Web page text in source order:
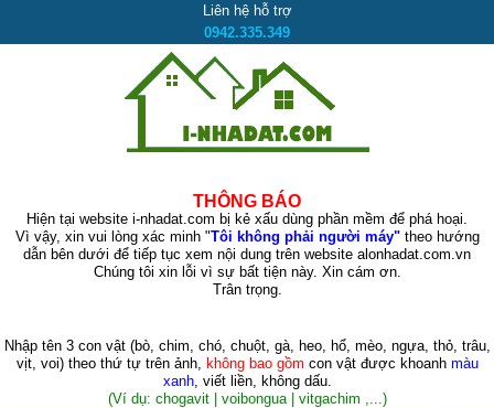
Liên hệ hỗ trợ
0942.335.349
THÔNG BÁO
Hiện tại website i-nhadat.com bị kẻ xấu dùng phần mềm để phá hoại.
Vì vậy, xin vui lòng xác minh "Tôi không phải người máy"theo hướng
dẫn bên dưới để tiếp tục xem nội dung trên website alonhadat.com.vn
Chúng tôi xin lỗi vì sự bất tiện này. Xin cám ơn.
Trân trọng.
Nhập tên 3 con vật (bò, chim, chó, chuột, gà, heo, hổ, mèo, ngựa, thỏ, trâu,
vịt, voi)theo thứ tự trên ảnh, không bao gồm con vật được khoanh màu
xanh, viết liền, không dấu.
(Ví dụ: chogavit | voibongua | vitgachim ,...)